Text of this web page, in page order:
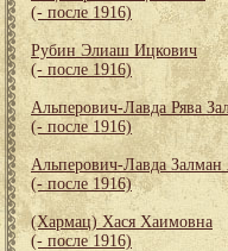
(- после 1916)
Рубин Элиаш Ицкович
(- после 1916)
Альперович-Лавда Рява
(- после 1916)
Альперович-Лавда Залман
(- после 1916)
(Хармац) Хася Хаимовна
(- после 1916)